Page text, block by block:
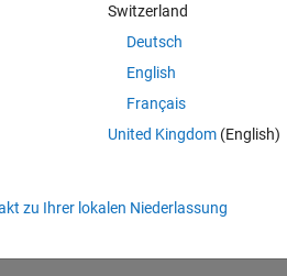
Switzerland
Deutsch
English
Français
United Kingdom(English)
zu Ihrer lokalen Niederlassung